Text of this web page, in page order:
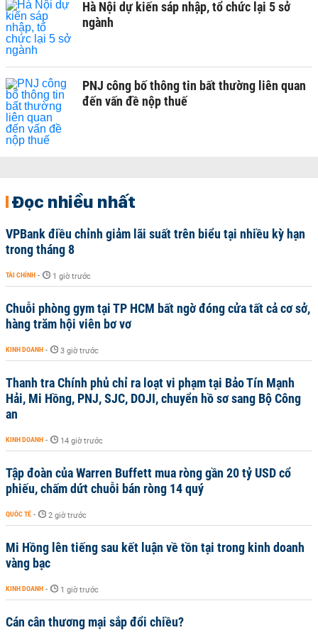
Hà Nội dự kiến sáp nhập, tổ chức lại 5 sở
ngành
PNJ công bố thông tin bất thường liên quan
đến vấn đề nộp thuế
Đọc nhiều nhất
VPBank điều chỉnh giảm lãi suất trên biểu tại nhiều kỳ hạn
trong tháng 8
TÀI CHÍNH - 1 giờ trước
Chuỗi phòng gym tại TP HCM bất ngờ đóng cửa tất cả cơ sở,
hàng trăm hội viên bơ vơ
KINH DOANH - 3 giờ trước
Thanh tra Chính phủ chỉ ra loạt vi phạm tại Bảo Tín Mạnh
Hải, Mi Hồng, PNJ, SJC, DOJI, chuyển hồ sơ sang Bộ Công
an
KINH DOANH - 14 giờ trước
Tập đoàn của Warren Buffett mua ròng gần 20 tỷ USD cổ
phiếu, chấm dứt chuỗi bán ròng 14 quý
QUỐC TẾ - 2 giờ trước
Mi Hồng lên tiếng sau kết luận về tồn tại trong kinh doanh
vàng bạc
KINH DOANH - 1 giờ trước
Cán cân thương mại sắp đổi chiều?